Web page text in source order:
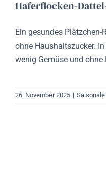
Haferflocken-
Ein gesundes
ohne Haushaltszucker.
wenig Gemüse und ohne
26. November 2025 |